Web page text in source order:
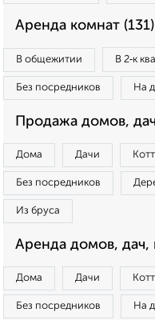
Аренда комнат (131)
В общежитии В 2‑к
Без посредников На
Продажа домов,
Дома Дачи
Без посредников
Из бруса
Аренда домов, дач,
Дома Дачи
Без посредников На